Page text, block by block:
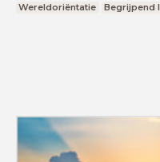
Wereldoriëntatie Begrijpend